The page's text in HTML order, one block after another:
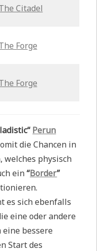
Citadel
Forge
Forge
Perun
die Chancen in
welches physisch
ein“Border”
es sich ebenfalls
eine oder andere
eine bessere
Start des